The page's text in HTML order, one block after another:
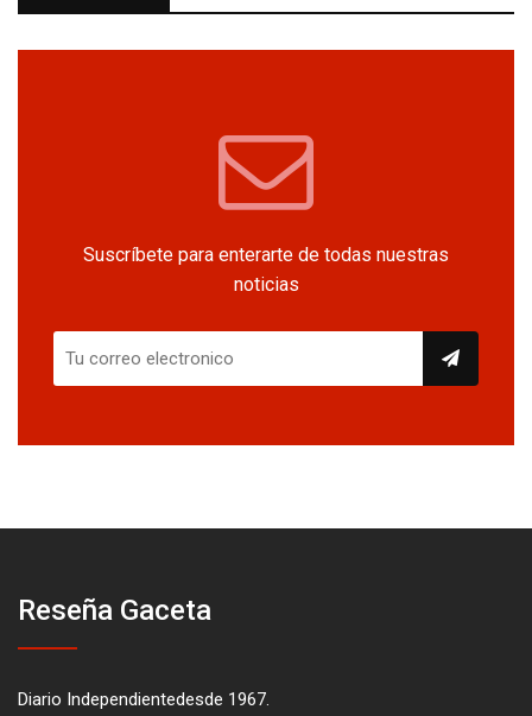
Suscríbete para enterarte de todas nuestras
noticias
Reseña Gaceta
Diario Independientedesde 1967.